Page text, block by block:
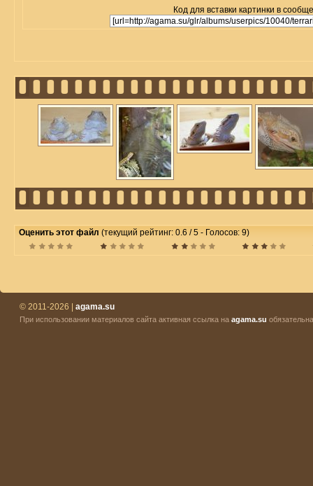
Код для вставки картинки в
Оценить этот файл (текущий рейтинг: 0.6 / 5 - Голосов: 9)
© 2011-2026 | agama.su
При использовании материалов сайта активная ссылка на agama.su